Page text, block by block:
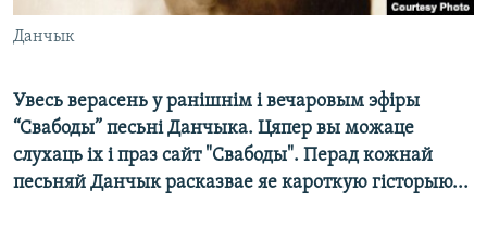
Данчык
Увесь верасень у ранішнім і вечаровым эфіры
“Свабоды” песьні Данчыка. Цяпер вы можаце
слухаць іх і праз сайт "Свабоды". Перад кожнай
песьняй Данчык расказвае яе кароткую гісторыю...